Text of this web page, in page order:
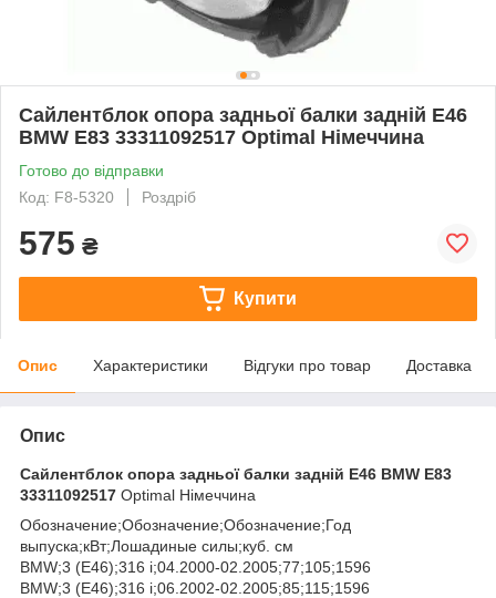
Сайлентблок опора задньої балки задній E46
BMW E83 33311092517 Optimal Німеччина
Готово до відправки
Код: F8-5320
Роздріб
575 ₴
Купити
Опис Характеристики Відгуки про товар Доставка
Опис
Сайлентблок опора задньої балки задній E46 BMW E83
33311092517 Optimal Німеччина
Обозначение;Обозначение;Обозначение;Год
выпуска;кВт;Лошадиные силы;куб. см
BMW;3 (E46);316 i;04.2000-02.2005;77;105;1596
BMW;3 (E46);316 i;06.2002-02.2005;85;115;1596